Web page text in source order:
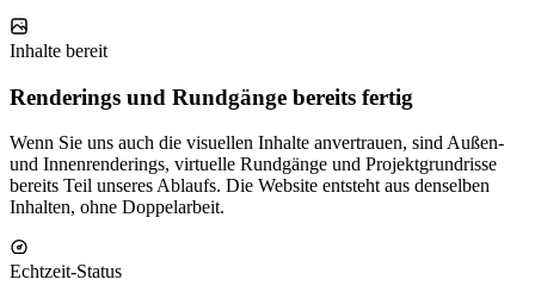
Inhalte bereit
Renderings und Rundgänge bereits fertig
Wenn Sie uns auch die visuellen Inhalte anvertrauen, sind Außen-
und Innenrenderings, virtuelle Rundgänge und Projektgrundrisse
bereits Teil unseres Ablaufs. Die Website entsteht aus denselben
Inhalten, ohne Doppelarbeit.
Echtzeit-Status